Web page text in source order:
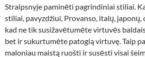
Straipsnyje paminėti pagrindiniai stiliai.
stiliai, pavyzdžiui, Provanso, italų, japonų,
kad ne tik susižavėtumėte virtuvės
bet ir sukurtumėte patogią virtuvę. Taip
maloniau maistą ruošti ir susėsti visai